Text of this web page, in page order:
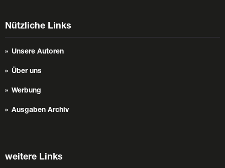
Nützliche Links
Unsere Autoren
Über uns
Werbung
Ausgaben Archiv
weitere Links